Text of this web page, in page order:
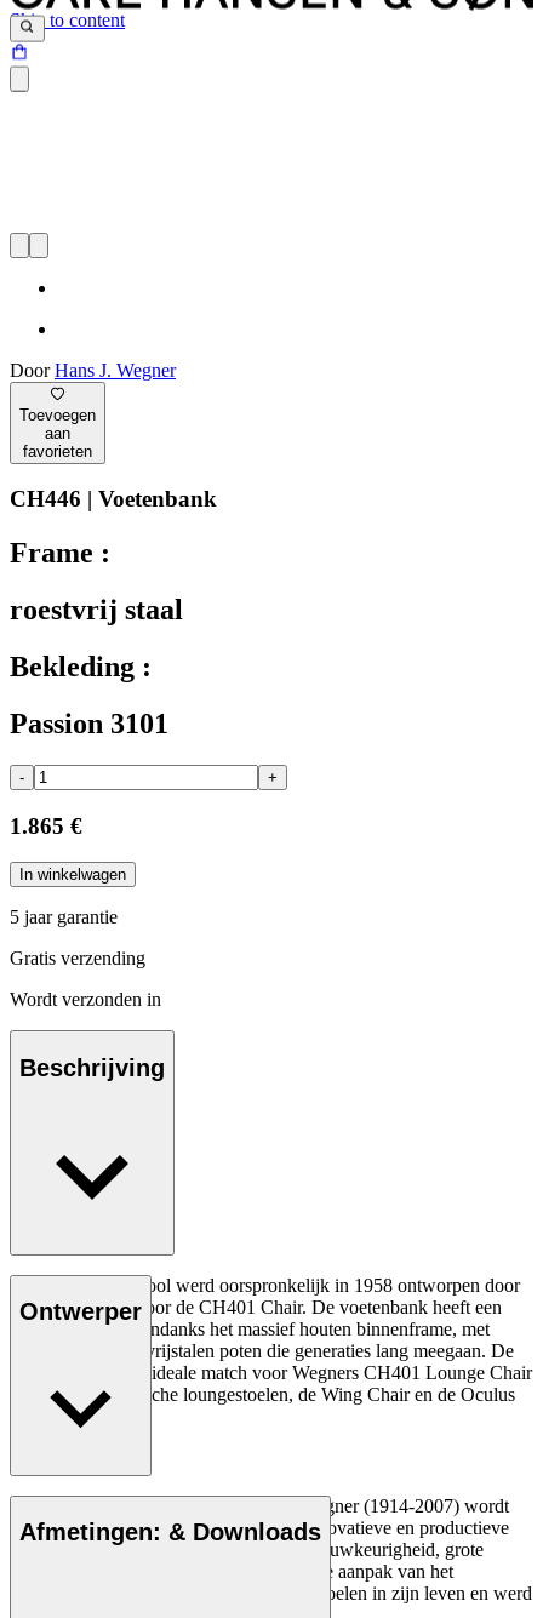
Skip to content
DoorHans J. Wegner
Toevoegen
aan
favorieten
CH446 | Voetenbank
Frame :
roestvrij staal
Bekleding :
Passion 3101
- +
1.865 €
In winkelwagen
5 jaar garantie
Gratis verzending
Wordt verzonden in
Beschrijving
De CH446 Footstool werd oorspronkelijk in 1958 ontworpen door
Hans J. Wegner voor de CH401 Chair. De voetenbank heeft een
lichte uitstraling, ondanks het massief houten binnenframe, met
buisvormige roestvrijstalen poten die generaties lang meegaan. De
voetenbank is een ideale match voor Wegners CH401 Lounge Chair
en zijn twee iconische loungestoelen, de Wing Chair en de Oculus
Ontwerper
De Deense meubelontwerper Hans J. Wegner (1914-2007) wordt
gezien als een van de meest creatieve, innovatieve en productieve
ontwerpers aller tijden, bekend om zijn nauwkeurigheid, grote
inzicht in vakmanschap en compromisloze aanpak van het
ontwerpen. Wegner ontwierp bijna 500 stoelen in zijn leven en werd
Afmetingen: & Downloads